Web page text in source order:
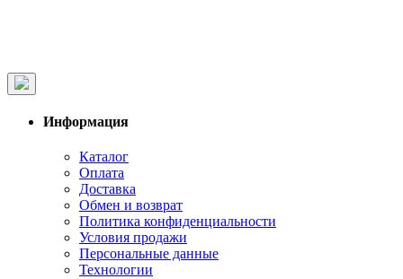
Информация
Каталог
Оплата
Доставка
Обмен и возврат
Политика конфиденциальности
Условия продажи
Персональные данные
Технологии